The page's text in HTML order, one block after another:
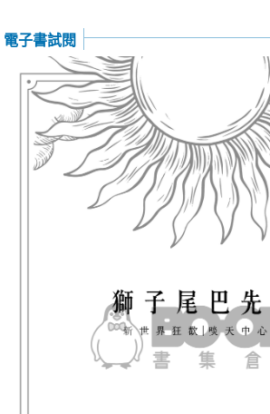
電子書試閱